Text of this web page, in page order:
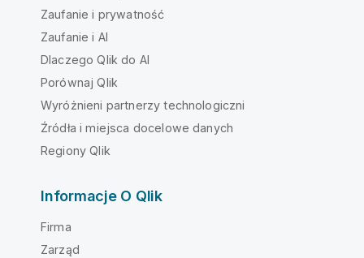
Zaufanie i prywatność
Zaufanie i AI
Dlaczego Qlik do AI
Porównaj Qlik
Wyróżnieni partnerzy technologiczni
Źródła i miejsca docelowe danych
Regiony Qlik
Informacje O Qlik
Firma
Zarząd